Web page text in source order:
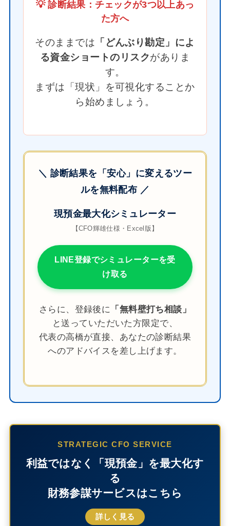
💡 診断結果：チェックが3つ以上あっ
た方へ
そのままでは 「どんぶり勘定」によ
る資金ショートのリスクがありま
す。
まずは「現状」を可視化することか
ら始めましょう。
＼ 診断結果を「安心」に変えるツー
ルを無料配布 ／
現預金最大化シミュレーター
【CFO輝雄仕様・Excel版】
LINE登録でシミュレーターを受
け取る
さらに、登録後に 「無料壁打ち相談」
と送っていただいた方限定で、
代表の高橋が直接、あなたの診断結果
へのアドバイスを差し上げます。
STRATEGIC CFO SERVICE
利益ではなく「現預金」を最大化す
る
財務参謀サービスはこちら
詳しく見る